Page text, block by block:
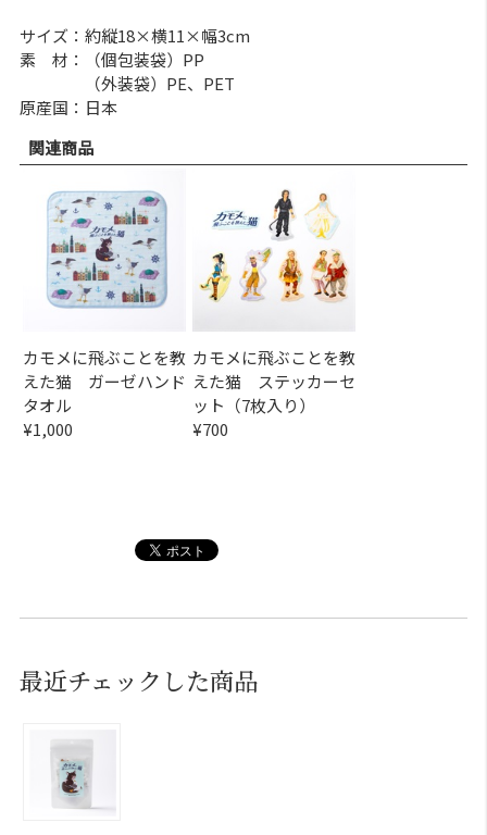
サイズ：約縦18×横11×幅3cm
素 材：（個包装袋）PP
（外装袋）PE、PET
原産国：日本
関連商品
カモメに飛ぶことを教
えた猫 ガーゼハンド
タオル
¥1,000
カモメに飛ぶことを教
えた猫 ステッカーセ
ット（7枚入り）
¥700
最近チェックした商品